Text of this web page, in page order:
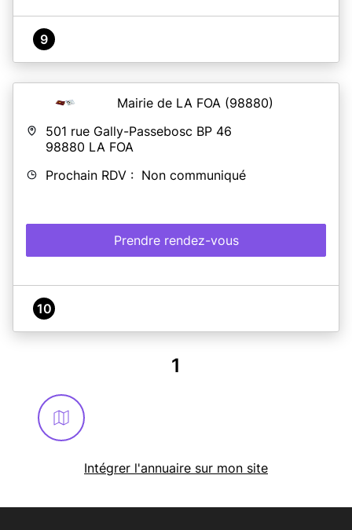
9
Mairie de LA FOA (98880)
501 rue Gally-Passebosc BP 46
98880 LA FOA
Prochain RDV : Non communiqué
Prendre rendez-vous
10
1
Intégrer l'annuaire sur mon site